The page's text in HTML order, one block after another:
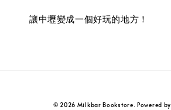
讓中壢變成一個好玩的地方！
© 2026 Milkbar Bookstore. Powered by